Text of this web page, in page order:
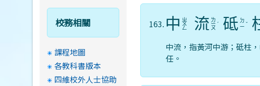
163. 中 ㄓ
ㄨ
ㄥ 流 ㄌ
ㄧ
ㄡ
ˊ 砥 ㄉ
ㄧ ˇ
中流，指黃河中游；砥柱
任。
校務相關
課程地圖
各教科書版本
四維校外人士協助